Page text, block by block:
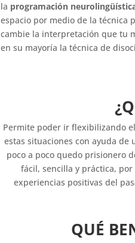
la programación
espacio por medio de la técnica
cambie la interpretación que tu
en su mayoría la técnica de
Permite poder ir flexibilizando
estas situaciones con ayuda
poco a poco quedo prisionero
fácil, sencilla y práctica,
experiencias positivas del
QUÉ